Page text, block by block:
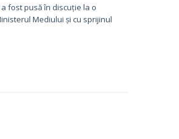
fost pusă în discuție la o
Mediului și cu sprijinul